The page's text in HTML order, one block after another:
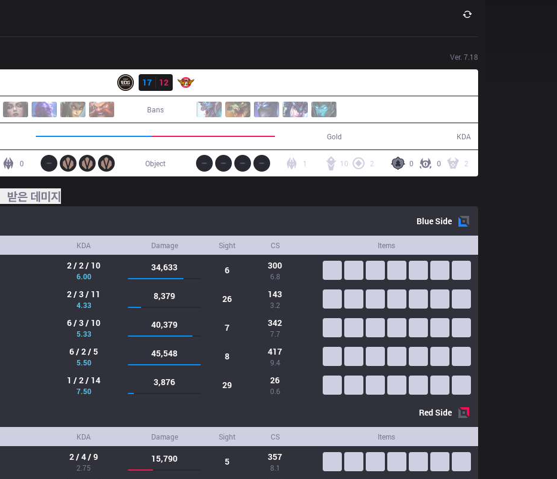
Ver. 7.18
17
12
Bans
Gold KDA
0 0 0 2
10 2
1
Object
받은 데미지
BlueSide
KDA Damage Sight CS Items
2 / 2 / 10
6.00
34,633 6 300
6.8
2 / 3 / 11
4.33
8,379 26 143
3.2
6 / 3 / 10
5.33
40,379 7 342
7.7
6 / 2 / 5
5.50
45,548 8 417
9.4
1 / 2 / 14
7.50
3,876 29 26
0.6
RedSide
KDA Damage Sight CS Items
2 / 4 / 9
2.75
15,790 5 357
8.1